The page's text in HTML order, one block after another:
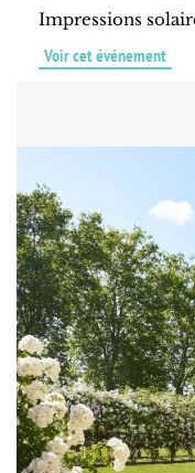
Impressions
Voir cet événement